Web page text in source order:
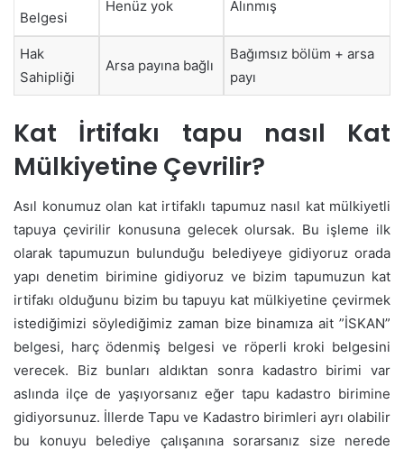
Belgesi
Henüz yok Alınmış
Hak
Sahipliği
Arsa payına bağlı
Bağımsız bölüm + arsa
payı
Kat İrtifakı tapu nasıl Kat
Mülkiyetine Çevrilir?
Asıl konumuz olan kat irtifaklı tapumuz nasıl kat mülkiyetli
tapuya çevirilir konusuna gelecek olursak. Bu işleme ilk
olarak tapumuzun bulunduğu belediyeye gidiyoruz orada
yapı denetim birimine gidiyoruz ve bizim tapumuzun kat
irtifakı olduğunu bizim bu tapuyu kat mülkiyetine çevirmek
istediğimizi söylediğimiz zaman bize binamıza ait ”İSKAN”
belgesi, harç ödenmiş belgesi ve röperli kroki belgesini
verecek. Biz bunları aldıktan sonra kadastro birimi var
aslında ilçe de yaşıyorsanız eğer tapu kadastro birimine
gidiyorsunuz. İllerde Tapu ve Kadastro birimleri ayrı olabilir
bu konuyu belediye çalışanına sorarsanız size nerede